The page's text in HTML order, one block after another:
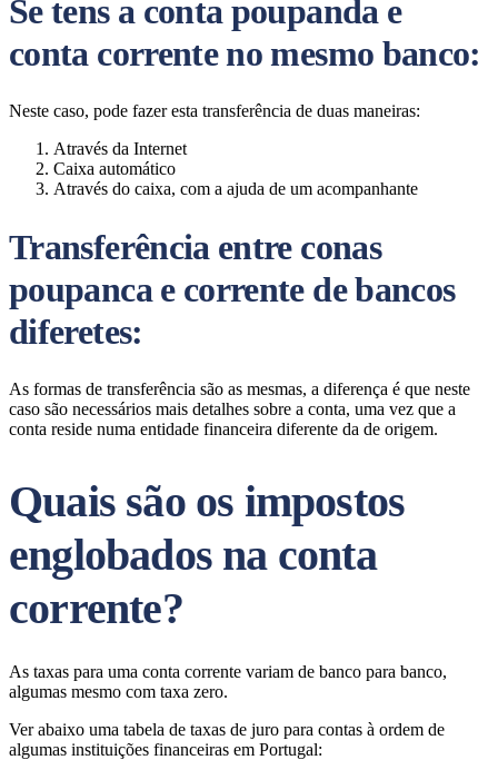
Se tens a conta poupanda e
conta corrente no mesmo banco:
Neste caso, pode fazer esta transferência de duas maneiras:
Através da Internet
Caixa automático
Através do caixa, com a ajuda de um acompanhante
Transferência entre conas
poupanca e corrente de bancos
diferetes:
As formas de transferência são as mesmas, a diferença é que neste
caso são necessários mais detalhes sobre a conta, uma vez que a
conta reside numa entidade financeira diferente da de origem.
Quais são os impostos
englobados na conta
corrente?
As taxas para uma conta corrente variam de banco para banco,
algumas mesmo com taxa zero.
Ver abaixo uma tabela de taxas de juro para contas à ordem de
algumas instituições financeiras em Portugal: